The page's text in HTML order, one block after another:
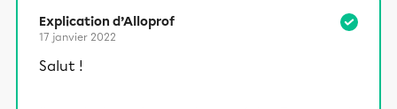
Explication d’Alloprof
17 janvier 2022
Salut !